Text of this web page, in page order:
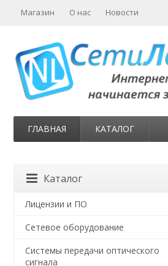
Магазин О нас Новости
ГЛАВНАЯ КАТАЛОГ
Каталог
Лицензии и ПО
Сетевое оборудование
Системы передачи оптического
сигнала